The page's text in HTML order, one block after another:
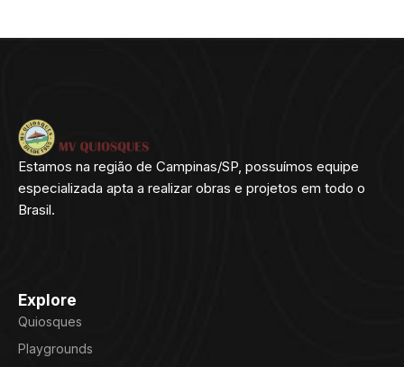
Estamos na região de Campinas/SP, possuímos equipe
especializada apta a realizar obras e projetos em todo o
Brasil.
Explore
Quiosques
Playgrounds